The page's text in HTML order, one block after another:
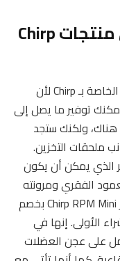
وفر ما يصل إلى 67% على منتجات Chirp
أحب التحقق من صفحة العروض اليومية الخاصة بـ Chirp لأن
توفير ما يصل إلى
67%. لقد وجدت Chirp Wheel XR 3-Pack هناك، ولكنك ستجد
ملحقات التخزين.
الذي يمكن أن يكون
الفقري ومرونته
بدلاً من الحفر في العقد العنيدة. إذا ظهر Chirp RPM Mini بخصم
الأولى. إنها في
على عجن العضلات